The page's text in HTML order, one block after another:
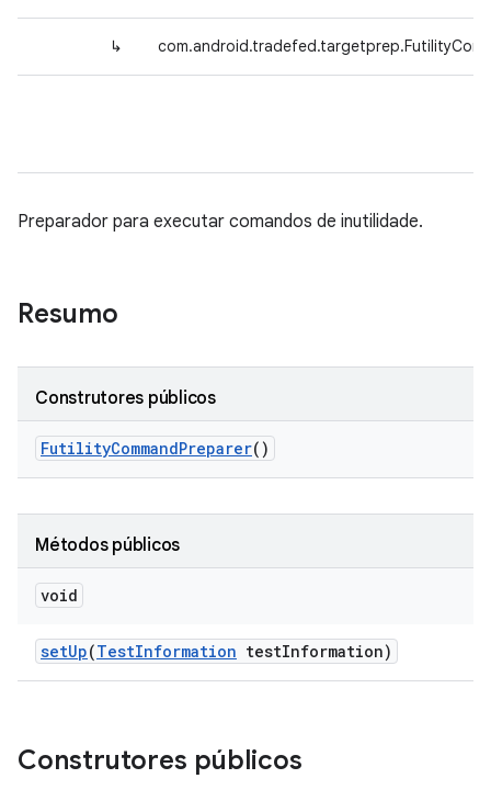
↳
Preparador para executar comandos de inutilidade.
Resumo
Construtores públicos
FutilityCommandPreparer()
Métodos públicos
void
setUp(TestInformation testInformation)
Construtores públicos